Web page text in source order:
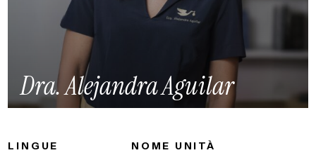
Dra. Alejandra Aguilar
LINGUE NOME UNITÀ